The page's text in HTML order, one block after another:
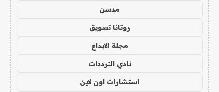
مدسن
روتانا تسويق
مجلة الابداع
نادي الترددات
استشارات اون لاين